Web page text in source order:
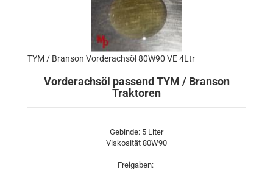
TYM / Branson Vorderachsöl 80W90 VE 4Ltr
Vorderachsöl passend TYM / Branson
Traktoren
Gebinde: 5 Liter
Viskosität 80W90
Freigaben: